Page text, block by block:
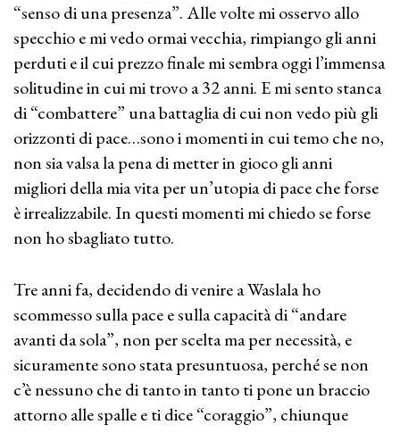
“senso di una presenza”. Alle volte mi osservo allo
specchio e mi vedo ormai vecchia, rimpiango gli anni
perduti e il cui prezzo finale mi sembra oggi l’immensa
solitudine in cui mi trovo a 32 anni. E mi sento stanca
di “combattere” una battaglia di cui non vedo più gli
orizzonti di pace…sono i momenti in cui temo che no,
non sia valsa la pena di metter in gioco gli anni
migliori della mia vita per un’utopia di pace che forse
è irrealizzabile. In questi momenti mi chiedo se forse
non ho sbagliato tutto.
Tre anni fa, decidendo di venire a Waslala ho
scommesso sulla pace e sulla capacità di “andare
avanti da sola”, non per scelta ma per necessità, e
sicuramente sono stata presuntuosa, perché se non
c’è nessuno che di tanto in tanto ti pone un braccio
attorno alle spalle e ti dice “coraggio”, chiunque